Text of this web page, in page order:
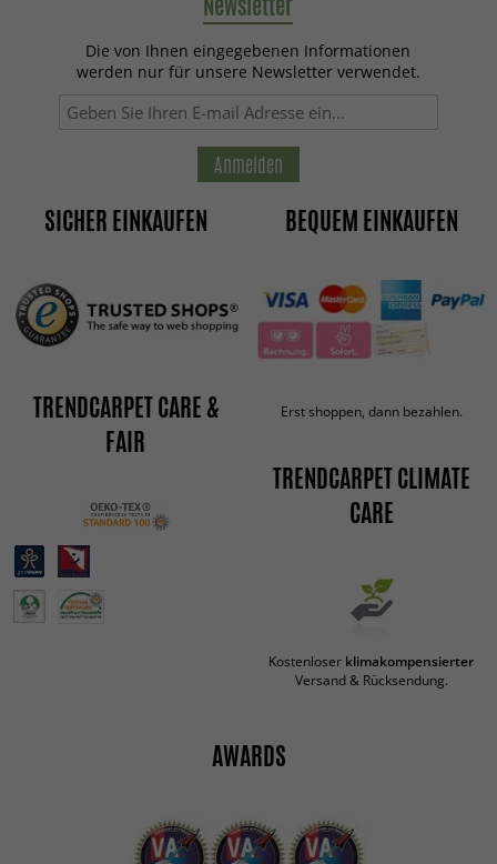
Die von Ihnen eingegebenen Informationen
werden nur für unsere Newsletter verwendet.
Anmelden
SICHER EINKAUFEN
TRENDCARPET CARE &
FAIR
BEQUEM EINKAUFEN
Erst shoppen, dann bezahlen.
TRENDCARPET CLIMATE
CARE
Kostenloser klimakompensierter
Versand & Rücksendung.
AWARDS